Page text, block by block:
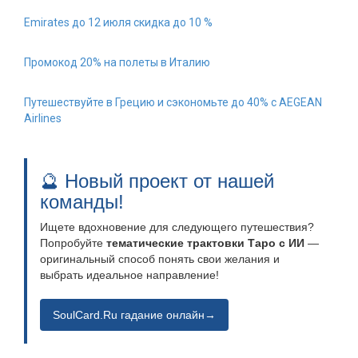
Emirates до 12 июля скидка до 10 %
Промокод 20% на полеты в Италию
Путешествуйте в Грецию и сэкономьте до 40% с AEGEAN
Airlines
🔮 Новый проект от нашей
команды!
Ищете вдохновение для следующего путешествия?
Попробуйте тематические трактовки Таро с ИИ —
оригинальный способ понять свои желания и
выбрать идеальное направление!
SoulCard.Ru гадание онлайн→